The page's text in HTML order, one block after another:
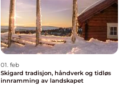
01. feb
Skigard tradisjon, håndverk og tidløs
innramming av landskapet